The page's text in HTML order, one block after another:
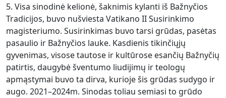
5. Visa sinodinė kelionė, šaknimis kylanti iš Bažnyčios
Tradicijos, buvo nušviesta Vatikano II Susirinkimo
magisteriumo. Susirinkimas buvo tarsi grūdas, pasėtas
pasaulio ir Bažnyčios lauke. Kasdienis tikinčiųjų
gyvenimas, visose tautose ir kultūrose esančių Bažnyčių
patirtis, daugybė šventumo liudijimų ir teologų
apmąstymai buvo ta dirva, kurioje šis grūdas sudygo ir
augo. 2021–2024m. Sinodas toliau semiasi to grūdo